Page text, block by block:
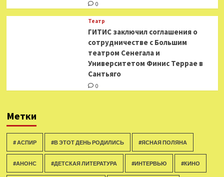
0
Театр
ГИТИС заключил соглашения о
сотрудничестве с Большим
театром Сенегала и
Университетом Финис Террае в
Сантьяго
0
Метки
# АСПИР #В ЭТОТ ДЕНЬ РОДИЛИСЬ #ЯСНАЯ ПОЛЯНА
#АНОНС #ДЕТСКАЯ ЛИТЕРАТУРА #ИНТЕРВЬЮ #КИНО